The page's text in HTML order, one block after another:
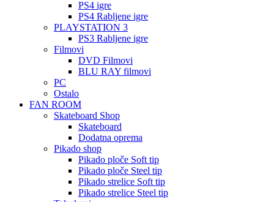
PS4 igre
PS4 Rabljene igre
PLAYSTATION 3
PS3 Rabljene igre
Filmovi
DVD Filmovi
BLU RAY filmovi
PC
Ostalo
FAN ROOM
Skateboard Shop
Skateboard
Dodatna oprema
Pikado shop
Pikado ploče Soft tip
Pikado ploče Steel tip
Pikado strelice Soft tip
Pikado strelice Steel tip